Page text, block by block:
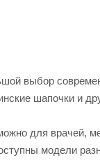
выбор
шапочки и
для врачей,
модели